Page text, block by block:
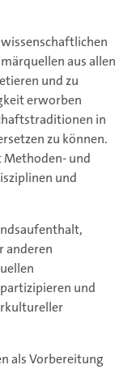
aus allen
und zu
erworben
in
zu können.
und
und
anderen
und
als Vorbereitung